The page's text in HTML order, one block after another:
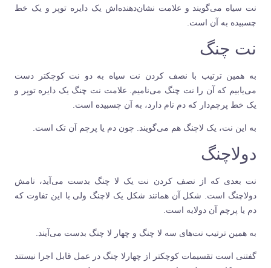
نت سیاه می‌گویند و علامت نشان‌دهنده‌اش یک دایره توپر و یک خط
چسبیده به آن است.
نت چنگ
به همین ترتیب با نصف کردن نت سیاه به دو نت کوچکتر دست
می‌یابیم که آن را نت چنگ می‌نامیم. علامت نت چنگ یک دایره توپر و
یک خط پرچم‌دار که دم نام دارد، به آن چسبیده است.
به این نت، یک لاچنگ هم می‌گویند. چون دم یا پرچم آن تک است.
دولاچنگ
نت بعدی که از نصف کردن نت یک لا چنگ بدست می‌آید، نامش
دولاچنگ است. شکل آن همانند شکل یک لاچنگ ولی با این تفاوت که
دم یا پرچم آن دولایه است.
به همین ترتیب نت‌های سه لا چنگ و چهار لا چنگ بدست می‌آیند.
گفتنی است تقسیمات کوچکتر از چهارلا چنگ در عمل قابل اجرا نیستند